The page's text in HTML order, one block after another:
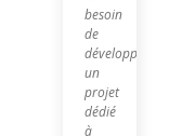
besoin
de
développer
un
projet
dédié
à